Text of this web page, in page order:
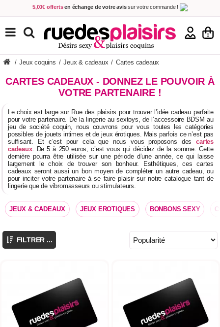
5,00€ offerts en échange de votre avissur votre commande !
Achetez aujourd'hui. Décidez quand payer !
Livraison en 48h
au prix de 2,90 € ! (Offerte dès 69,00€ d'achat)
0
TOUS NOS PRODUITS
/ Jeux coquins / Jeux & cadeaux / Cartes cadeaux
CARTES CADEAUX - DONNEZ LE POUVOIR À
VOTRE PARTENAIRE !
Le choix est large sur Rue des plaisirs pour trouver l’idée cadeau parfaite
pour votre partenaire. De la lingerie au sextoys, de l’accessoire BDSM au
jeu de société coquin, nous couvrons pour vous toutes les catégories
possibles de jouets intimes et de jeux érotiques. Mais parfois ce n’est pas
suffisant. Et c’est pour cela que nous vous proposons descartes
cadeaux. De 5 à 250 euros, c’est vous qui décidez de la somme. Cette
dernière pourra être utilisée sur une période d’une année, ce qui laisse
largement le choix de trouver son bonheur. Esthétiques, ces cartes
cadeaux seront aussi un bon moyen de compléter un autre cadeau, ou
pour inciter votre partenaire à se faire plaisir sur notre catalogue tant de
lingerie que de vibromasseurs ou stimulateurs.
JEUX & CADEAUX JEUX EROTIQUES BONBONS SEXY
FILTRER ...